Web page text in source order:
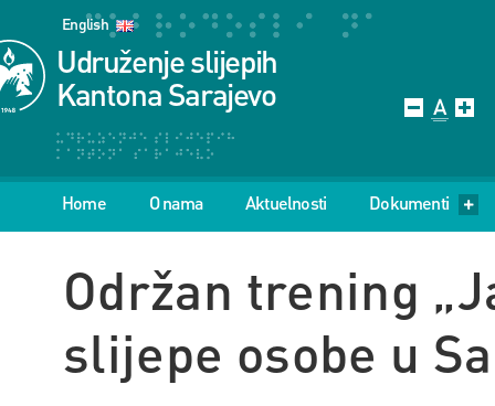
English
Udruženje slijepih
Kantona Sarajevo
Home O nama Aktuelnosti Dokumenti
Održan trening
slijepe osobe u